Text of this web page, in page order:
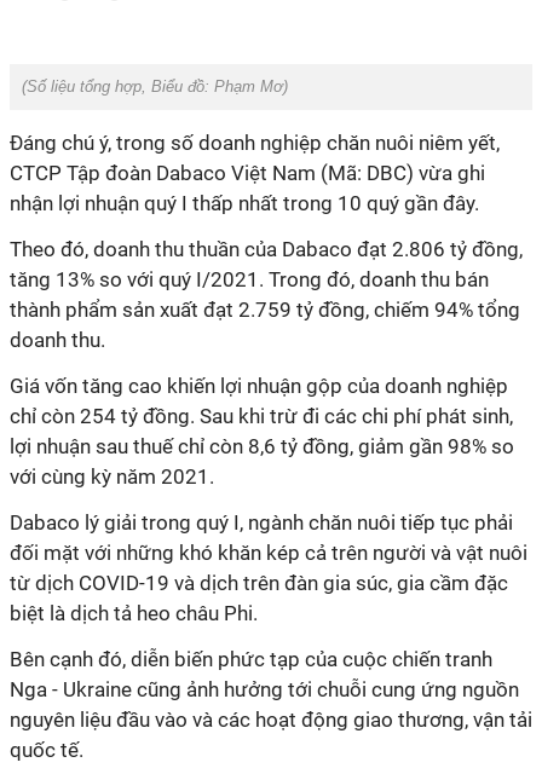
(Số liệu tổng hợp, Biểu đồ: Phạm Mơ)
Đáng chú ý, trong số doanh nghiệp chăn nuôi niêm yết,
CTCP Tập đoàn Dabaco Việt Nam (Mã: DBC) vừa ghi
nhận lợi nhuận quý I thấp nhất trong 10 quý gần đây.
Theo đó, doanh thu thuần của Dabaco đạt 2.806 tỷ đồng,
tăng 13% so với quý I/2021. Trong đó, doanh thu bán
thành phẩm sản xuất đạt 2.759 tỷ đồng, chiếm 94% tổng
doanh thu.
Giá vốn tăng cao khiến lợi nhuận gộp của doanh nghiệp
chỉ còn 254 tỷ đồng. Sau khi trừ đi các chi phí phát sinh,
lợi nhuận sau thuế chỉ còn 8,6 tỷ đồng, giảm gần 98% so
với cùng kỳ năm 2021.
Dabaco lý giải trong quý I, ngành chăn nuôi tiếp tục phải
đối mặt với những khó khăn kép cả trên người và vật nuôi
từ dịch COVID-19 và dịch trên đàn gia súc, gia cầm đặc
biệt là dịch tả heo châu Phi.
Bên cạnh đó, diễn biến phức tạp của cuộc chiến tranh
Nga - Ukraine cũng ảnh hưởng tới chuỗi cung ứng nguồn
nguyên liệu đầu vào và các hoạt động giao thương, vận tải
quốc tế.